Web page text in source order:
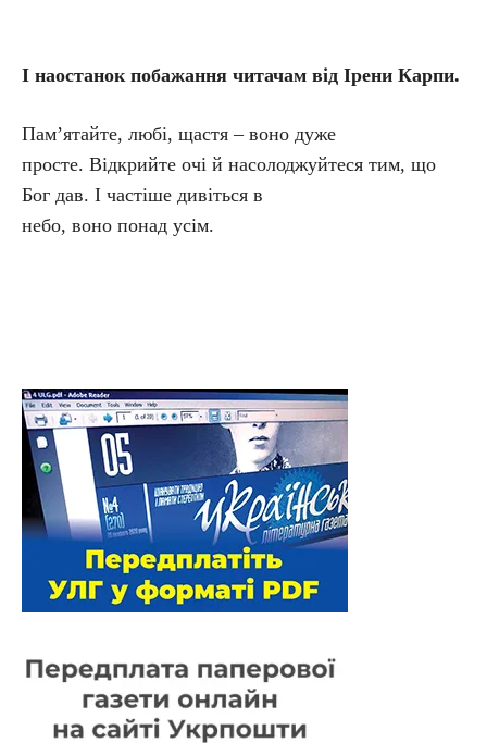
І наостанок побажання читачам від Ірени Карпи.
Пам’ятайте, любі, щастя – воно дуже
просте. Відкрийте очі й насолоджуйтеся тим, що
Бог дав. І частіше дивіться в
небо, воно понад усім.